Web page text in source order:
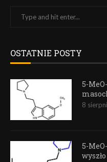
OSTATNIE POSTY
5-
8
5-